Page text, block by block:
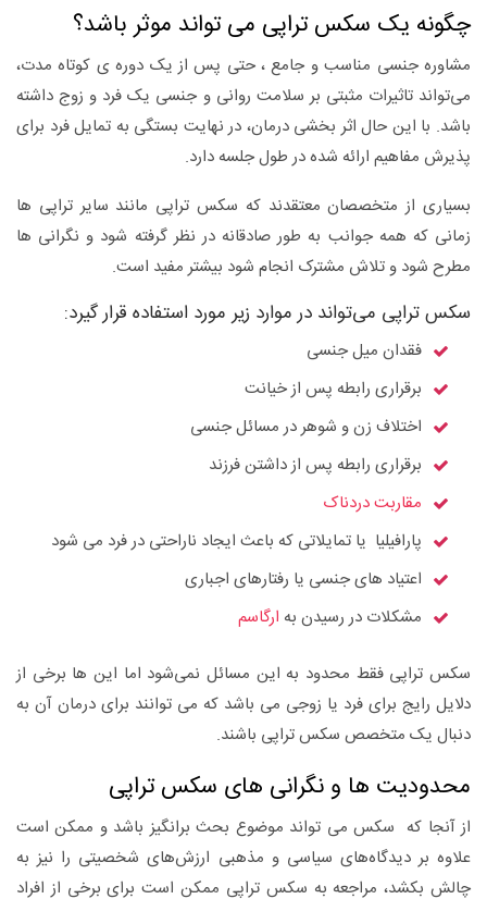
چگونه یک سکس تراپی می تواند موثر باشد؟
مشاوره جنسی مناسب و جامع ، حتی پس از یک دوره ی کوتاه مدت،
می‌تواند تاثیرات مثبتی بر سلامت روانی و جنسی یک فرد و زوج داشته
باشد. با این حال اثر بخشی درمان، در نهایت بستگی به تمایل فرد برای
پذیرش مفاهیم ارائه شده در طول جلسه دارد.
بسیاری از متخصصان معتقدند که سکس تراپی مانند سایر تراپی ها
زمانی که همه جوانب به طور صادقانه در نظر گرفته شود و نگرانی ها
مطرح شود و تلاش مشترک انجام شود بیشتر مفید است.
سکس تراپی می‌تواند در موارد زیر مورد استفاده قرار گیرد:
فقدان میل جنسی
برقراری رابطه پس از خیانت
اختلاف زن و شوهر در مسائل جنسی
برقراری رابطه پس از داشتن فرزند
مقاربت دردناک
پارافیلیا یا تمایلاتی که باعث ایجاد ناراحتی در فرد می شود
اعتیاد های جنسی یا رفتارهای اجباری
مشکلات در رسیدن به ارگاسم
سکس تراپی فقط محدود به این مسائل نمی‌شود اما این ها برخی از
دلایل رایج برای فرد یا زوجی می باشد که می توانند برای درمان آن به
دنبال یک متخصص سکس تراپی باشند.
محدودیت ها و نگرانی های سکس تراپی
از آنجا که سکس می تواند موضوع بحث برانگیز باشد و ممکن است
علاوه بر دیدگاه‌های سیاسی و مذهبی ارزش‌های شخصیتی را نیز به
چالش بکشد، مراجعه به سکس تراپی ممکن است برای برخی از افراد